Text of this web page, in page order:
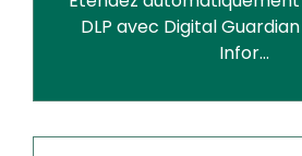
DLP avec Digital
Infor...